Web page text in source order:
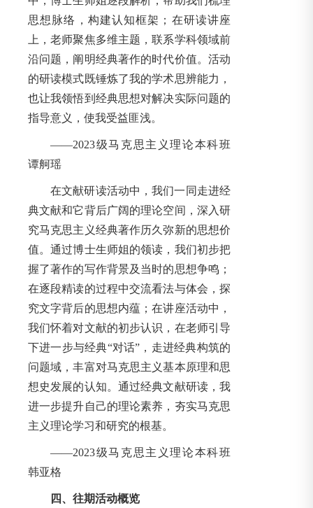
思想脉络，构建认知框架；在研读讲座
上，老师聚焦多维主题，联系学科领域前
沿问题，阐明经典著作的时代价值。活动
的研读模式既锤炼了我的学术思辨能力，
也让我领悟到经典思想对解决实际问题的
指导意义，使我受益匪浅。
——2023级马克思主义理论本科班
谭舸瑶
在文献研读活动中，我们一同走进经
典文献和它背后广阔的理论空间，深入研
究马克思主义经典著作历久弥新的思想价
值。通过博士生师姐的领读，我们初步把
握了著作的写作背景及当时的思想争鸣；
在逐段精读的过程中交流看法与体会，探
究文字背后的思想内蕴；在讲座活动中，
我们怀着对文献的初步认识，在老师引导
下进一步与经典“对话”，走进经典构筑的
问题域，丰富对马克思主义基本原理和思
想史发展的认知。通过经典文献研读，我
进一步提升自己的理论素养，夯实马克思
主义理论学习和研究的根基。
——2023级马克思主义理论本科班
韩亚格
四、往期活动概览